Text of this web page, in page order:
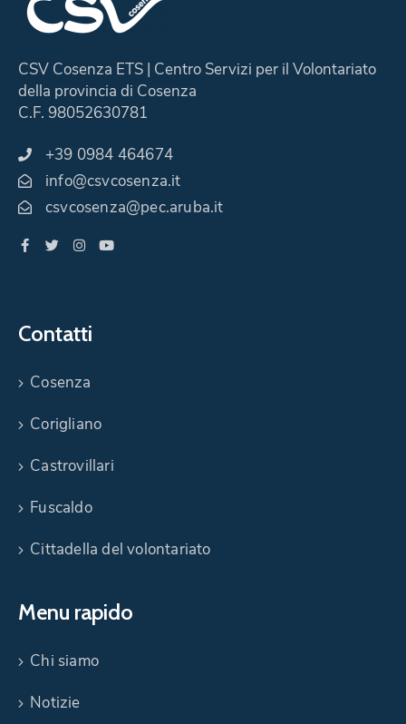
CSV Cosenza ETS | Centro Servizi per il Volontariato
della provincia di Cosenza
C.F. 98052630781
+39 0984 464674
info@csvcosenza.it
csvcosenza@pec.aruba.it
Contatti
Cosenza
Corigliano
Castrovillari
Fuscaldo
Cittadella del volontariato
Menu rapido
Chi siamo
Notizie